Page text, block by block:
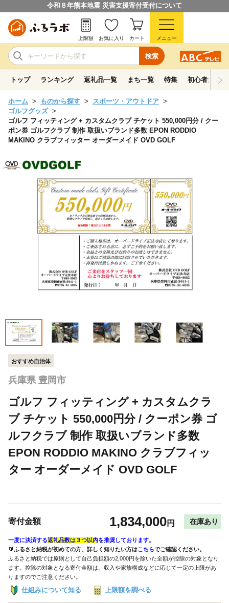
令和８年熊本地震 災害支援寄付受付について
検索
上限額 お気に入り カート メニュー
トップ ランキング 返礼品一覧 まち一覧 特集 初心者ガイド
ホーム ものから探す
スポーツ・アウトドア
ゴルフグッズ
ゴルフ フィッティング + カスタムクラブ チケット 550,000円分 / クー
ポン券 ゴルフクラブ 制作 取扱いブランド多数 EPON RODDIO
MAKINO クラブフィッター オーダーメイド OVD GOLF
おすすめ自治体
兵庫県 豊岡市
ゴルフ フィッティング + カスタムクラ
ブ チケット 550,000円分 / クーポン券 ゴ
ルフクラブ 制作 取扱いブランド多数
EPON RODDIO MAKINO クラブフィッ
ター オーダーメイド OVD GOLF
寄付金額 1,834,000円 在庫あり
一度に決済する返礼品数は３つ以内を推奨しております。
🔰ふるさと納税が初めての方、詳しく知りたい方はこちらでご確認ください。
ふるさと納税では原則として自己負担額の2,000円を除いた全額が控除の対象となり
ます。控除の対象となる寄付金額は、収入や家族構成などに応じて一定の上限があ
りますのでご注意ください。
仕組みについて知る 上限額を調べる